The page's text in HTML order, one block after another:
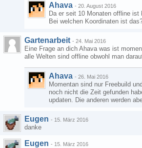
Ahava - 20. August 2016
Da er seit 10 Monaten offline ist
Bei welchen Koordinaten ist
Gartenarbeit - 24. Mai 2016
Eine Frage an dich Ahava was ist
alle Welten sind offline obwohl man
Ahava - 26. Mai 2016
Momentan sind nur Freebuild
noch nicht die Zeit gefunden
updaten. Die anderen werden
Eugen - 15. März 2016
danke
Eugen - 15. März 2016